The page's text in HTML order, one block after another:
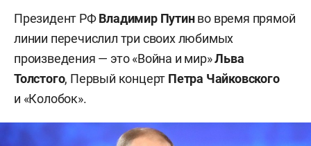
Президент РФВладимир Путинво время прямой
линии перечислил три своих любимых
произведения — это «Война и мир»Льва
Толстого, Первый концерт Петра Чайковского
и «Колобок».